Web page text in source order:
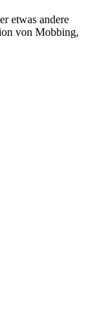
etwas andere
von Mobbing,